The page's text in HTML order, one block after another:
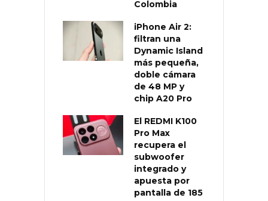
Colombia
iPhone Air 2:
filtran una
Dynamic Island
más pequeña,
doble cámara
de 48 MP y
chip A20 Pro
El REDMI K100
Pro Max
recupera el
subwoofer
integrado y
apuesta por
pantalla de 185